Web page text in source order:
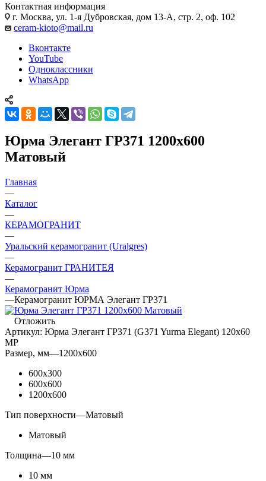
Контактная информация
г. Москва, ул. 1-я Дубровская, дом 13-А, стр. 2, оф. 102
ceram-kioto@mail.ru
Вконтакте
YouTube
Одноклассники
WhatsApp
Юрма Элегант ГР371 1200x600
Матовый
Главная
—
Каталог
—
КЕРАМОГРАНИТ
—
Уральский керамогранит (Uralgres)
—
Керамогранит ГРАНИТЕЯ
—
Керамогранит Юрма
—Керамогранит ЮРМА Элегант ГР371
Отложить
Артикул: Юрма Элегант ГР371 (G371 Yurma Elegant) 120х60
МР
Размер, мм—1200x600
600x300
600x600
1200x600
Тип поверхности—Матовый
Матовый
Толщина—10 мм
10 мм